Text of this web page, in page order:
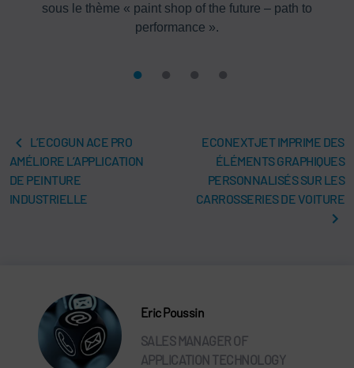
sous le thème « paint shop of the future – path to
performance ».
L’ECOGUN ACE PRO
AMÉLIORE L’APPLICATION
DE PEINTURE
INDUSTRIELLE
ECONEXTJET IMPRIME DES
ÉLÉMENTS GRAPHIQUES
PERSONNALISÉS SUR LES
CARROSSERIES DE VOITURE
Eric Poussin
SALES MANAGER OF
APPLICATION TECHNOLOGY